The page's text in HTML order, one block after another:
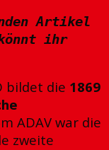
Artikel
könnt ihr
bildet die 1869
ADAV war die
zweite